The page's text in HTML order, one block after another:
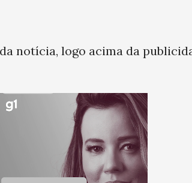
notícia, logo acima da